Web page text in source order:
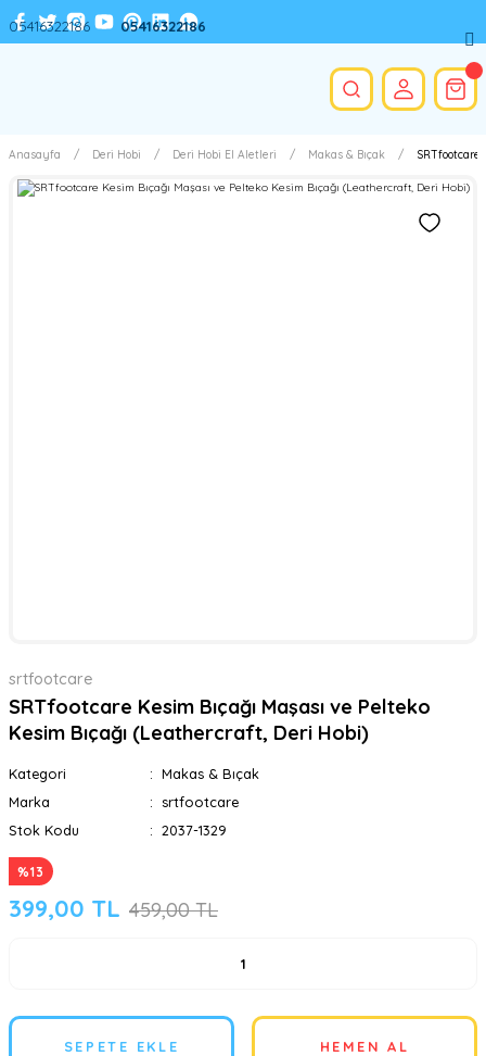
Anasayfa Deri Hobi Deri Hobi El Aletleri Makas & Bıçak SRTfootcare
srtfootcare
SRTfootcare Kesim Bıçağı Maşası ve Pelteko
Kesim Bıçağı (Leathercraft, Deri Hobi)
Kategori
Makas & Bıçak
Marka
srtfootcare
Stok Kodu
2037-1329
%13
399,00 TL 459,00 TL
SEPETE EKLE HEMEN AL
05416322186 05416322186